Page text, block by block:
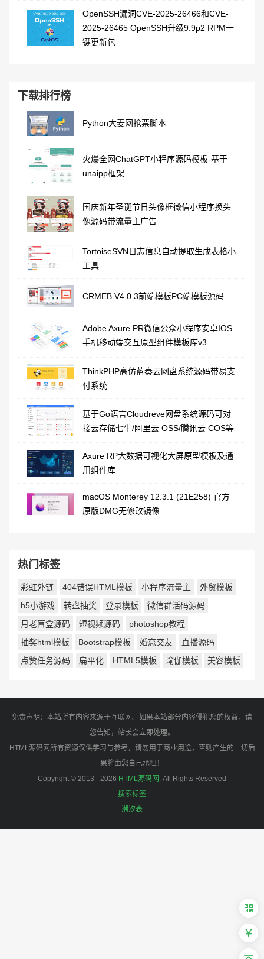
OpenSSH漏洞CVE-2025-26466和CVE-
2025-26465 OpenSSH升级9.9p2 RPM一
键更新包
下载排行榜
Python大麦网抢票脚本
火爆全网ChatGPT小程序源码模板-基于
unaipp框架
国庆新年圣诞节日头像框微信小程序换头
像源码带流量主广告
TortoiseSVN日志信息自动提取生成表格小
工具
CRMEB V4.0.3前端模板PC端模板源码
Adobe Axure PR微信公众小程序安卓IOS
手机移动端交互原型组件模板库v3
ThinkPHP高仿蓝奏云网盘系统源码带易支
付系统
基于Go语言Cloudreve网盘系统源码可对
接云存储七牛/阿里云 OSS/腾讯云 COS等
Axure RP大数据可视化大屏原型模板及通
用组件库
macOS Monterey 12.3.1 (21E258) 官方
原版DMG无修改镜像
热门标签
彩虹外链 404错误HTML模板 小程序流量主
外贸模板
h5小游戏
转盘抽奖 登录模板
微信群活码源码
月老盲盒源码
短视频源码
photoshop教程
抽奖html模板
Bootstrap模板 婚恋交友
直播源码
点赞任务源码
扁平化 HTML5模板 瑜伽模板 美容模板
免责声明：本站所有内容来源于互联网。如果本站部分内容侵犯您的权益，请
您告知，站长会立即处理。
HTML源码网所有资源仅供学习与参考，请勿用于商业用途，否则产生的一切后
果将由您自己承担！
Copyright © 2013 - 2026 HTML源码网 . All Rights Reserved
搜索标签
潮汐表